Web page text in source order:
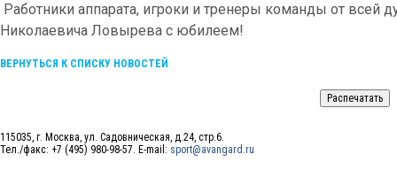
Работники аппарата, игроки и тренеры команды от всей
Николаевича Ловырева с юбилеем!
ВЕРНУТЬСЯ К СПИСКУ НОВОСТЕЙ
115035, г. Москва, ул. Садовническая, д.24, стр.6.
Тел./факс: +7 (495) 980-98-57. E-mail: sport@avangard.ru